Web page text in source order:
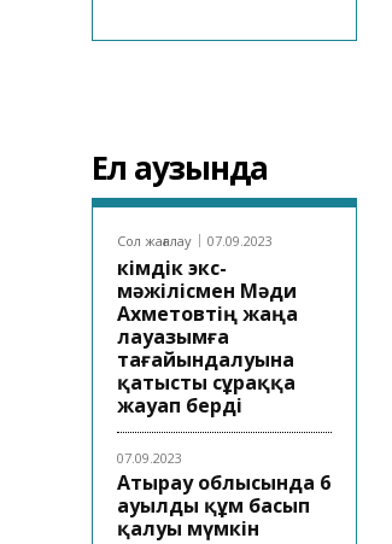
Ел аузында
Сол жағалау 07.09.2023
Әкімдік экс-
мәжілісмен Мәди
Ахметовтің жаңа
лауазымға
тағайындалуына
қатысты сұраққа
жауап берді
07.09.2023
Атырау облысында 6
ауылды құм басып
қалуы мүмкін